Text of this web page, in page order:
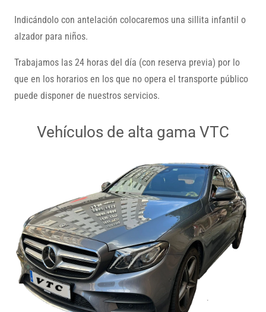
Indicándolo con antelación colocaremos una sillita infantil o
alzador para niños.
Trabajamos las 24 horas del día (con reserva previa) por lo
que en los horarios en los que no opera el transporte público
puede disponer de nuestros servicios.
Vehículos de alta gama VTC